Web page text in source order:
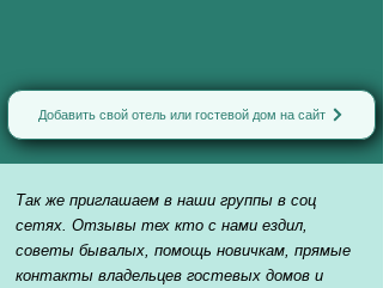
Добавить свой отель или гостевой дом на сайт
Так же приглашаем в наши группы в соц
сетях. Отзывы тех кто с нами ездил,
советы бывалых, помощь новичкам, прямые
контакты владельцев гостевых домов и